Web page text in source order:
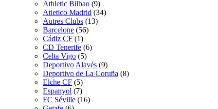
Athletic Bilbao (9)
Atletico Madrid (34)
Autres Clubs (13)
Barcelone (56)
Cádiz CF (1)
CD Tenerife (6)
Celta Vigo (5)
Deportivo Alavés (9)
Deportivo de La Coruña (8)
Elche CF (5)
Espanyol (7)
FC Séville (16)